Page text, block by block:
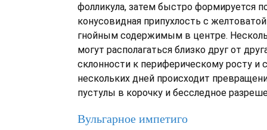
фолликула, затем быстро формируется
конусовидная припухлость с
гнойным содержимым в центре.
могут располагаться близко друг от
склонности к периферическому росту и
нескольких дней происходит
пустулы в корочку и бесследное
Вульгарное импетиго